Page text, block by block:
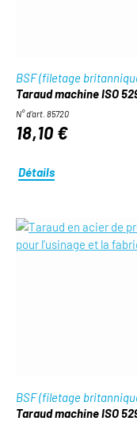
BSF (filetage
Taraud machine ISO
N° d'art. 85720
18,10 €
Détails
BSF (filetage
Taraud machine ISO